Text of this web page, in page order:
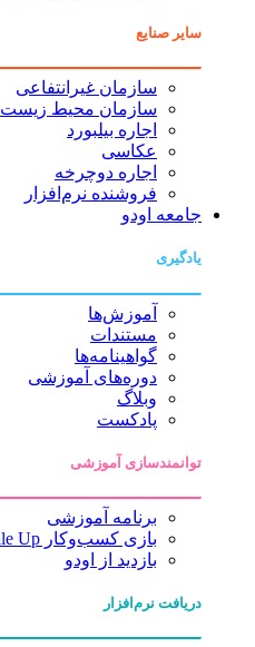
سایر صنایع
سازمان غیرانتفاعی
سازمان محیط زیست
اجاره بیلبورد
عکاسی
اجاره دوچرخه
فروشنده نرم‌افزار
جامعه اودو
یادگیری
آموزش‌ها
مستندات
گواهینامه‌ها
دوره‌های آموزشی
وبلاگ
پادکست
توانمندسازی آموزشی
برنامه آموزشی
بازی کسب‌وکار Scale Up!
بازدید از اودو
دریافت نرم‌افزار